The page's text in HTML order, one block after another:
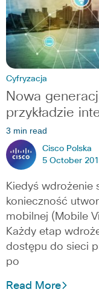
Cyfryzacja
Nowa
przykładzie
3 min read
Cisco Polska
5 October
Kiedyś wdrożenie
konieczność
mobilnej (Mobile
Każdy etap
dostępu do sieci
po
Read More